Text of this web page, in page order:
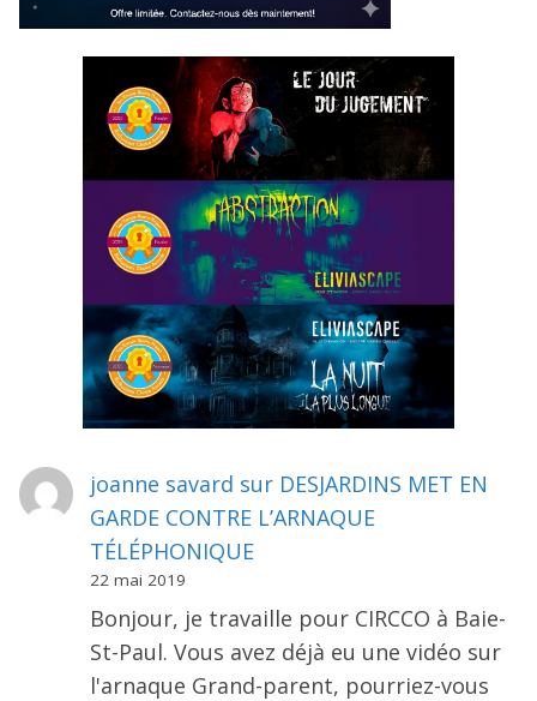
joanne savard sur DESJARDINS MET EN
GARDE CONTRE L’ARNAQUE
TÉLÉPHONIQUE
22 mai 2019
Bonjour, je travaille pour CIRCCO à Baie-
St-Paul. Vous avez déjà eu une vidéo sur
l'arnaque Grand-parent, pourriez-vous